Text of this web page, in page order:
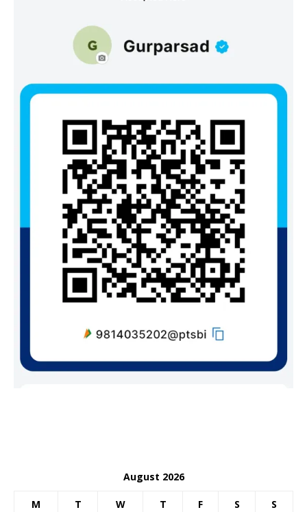
August 2026
M T W T F S S